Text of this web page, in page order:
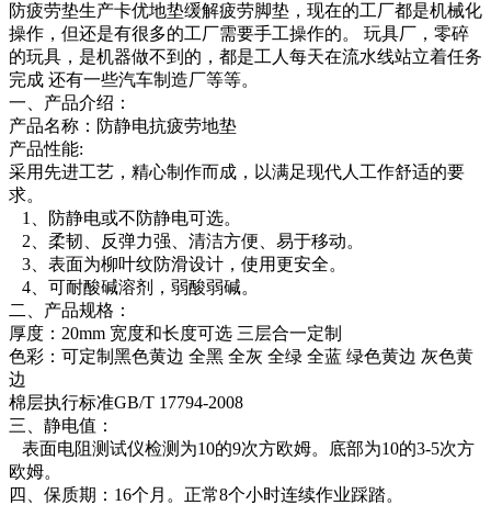
防疲劳垫生产卡优地垫缓解疲劳脚垫，现在的工厂都是机械化
操作，但还是有很多的工厂需要手工操作的。 玩具厂，零碎
的玩具，是机器做不到的，都是工人每天在流水线站立着任务
完成 还有一些汽车制造厂等等。
一、产品介绍：
产品名称：防静电抗疲劳地垫
产品性能:
采用先进工艺，精心制作而成，以满足现代人工作舒适的要
求。
1、防静电或不防静电可选。
2、柔韧、反弹力强、清洁方便、易于移动。
3、表面为柳叶纹防滑设计，使用更安全。
4、可耐酸碱溶剂，弱酸弱碱。
二、产品规格：
厚度：20mm 宽度和长度可选 三层合一定制
色彩：可定制黑色黄边 全黑 全灰 全绿 全蓝 绿色黄边 灰色黄
边
棉层执行标准GB/T 17794-2008
三、静电值：
表面电阻测试仪检测为10的9次方欧姆。底部为10的3-5次方
欧姆。
四、保质期：16个月。正常8个小时连续作业踩踏。